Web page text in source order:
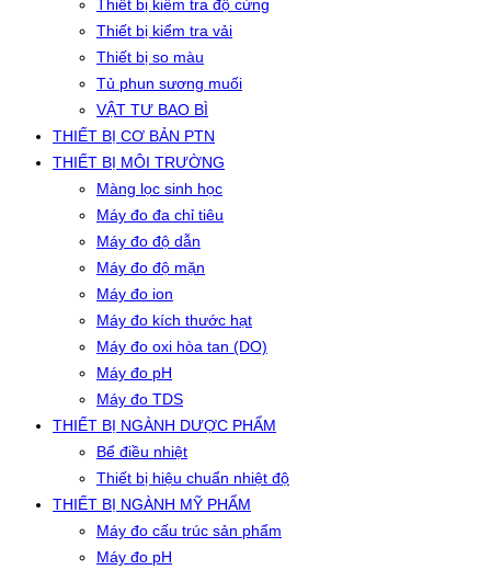
Thiết bị kiểm tra độ cứng
Thiết bị kiểm tra vải
Thiết bị so màu
Tủ phun sương muối
VẬT TƯ BAO BÌ
THIẾT BỊ CƠ BẢN PTN
THIẾT BỊ MÔI TRƯỜNG
Màng lọc sinh học
Máy đo đa chỉ tiêu
Máy đo độ dẫn
Máy đo độ mặn
Máy đo ion
Máy đo kích thước hạt
Máy đo oxi hòa tan (DO)
Máy đo pH
Máy đo TDS
THIẾT BỊ NGÀNH DƯỢC PHẨM
Bể điều nhiệt
Thiết bị hiệu chuẩn nhiệt độ
THIẾT BỊ NGÀNH MỸ PHẨM
Máy đo cấu trúc sản phẩm
Máy đo pH